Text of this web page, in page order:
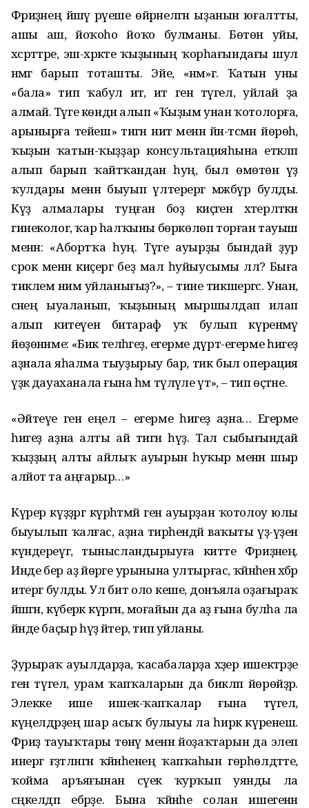
Фәриҙәнең йәшәү рәүеше өйрәнелгән ыҙанын юғалтты,
ашы аш, йоҡоһо йоҡо булманы. Бөтөн уйы,
хәсрәттәре, эш-хәрәкәте ҡыҙының ҡорһағындағы шул
нәмәгә барып тоташты. Эйе, «нәмә»гә. Ҡатын уны
«бала» тип ҡабул итә, итә генә түгел, уйлай ҙа
алмай. Тәүге көндән алып «Ҡыҙым унан ҡотолорға,
арынырға тейеш» тигән ниәт менән йән-тәсмән йөрөһә,
ҡыҙын ҡатын-ҡыҙҙар консультацияһына етәкләп
алып барып ҡайтҡандан һуң, был өмөтөн үҙ
ҡулдары менән быуып үлтерергә мәжбүр булды.
Күҙ алмалары туңған боҙ киҫәген хәтерләткән
гинеколог, ҡар һалҡыны бөркөлөп торған тауыш
менән: «Абортҡа һуң. Тәүге ауырҙы бындай ҙур
срок менән киҫергә беҙ мал һуйыусымы әллә? Быға
тиклем нимә уйланығыҙ?», – тине тикшергәс. Унан,
әсәнең ыуаланып, ҡыҙының мыршылдап илап
алып китеүенә битараф уҡ булып күренмәү
йөҙөнәнме: «Бик теләһәгеҙ, егерме дүрт-егерме һигеҙ
аҙнала яһалма тыуҙырыу бар, тик был операция
үҙәк дауаханала ғына һәм түләүле үтә», – тип өҫтәне.
«Әйтеүе генә еңел – егерме һигеҙ аҙна… Егерме
һигеҙ аҙна алты ай тигән һүҙ. Тал сыбығындай
ҡыҙҙың алты айлыҡ ауырын һуҡыр менән шыр
алйот та аңғарыр…»
Күрер күҙҙәргә күрһәтмәй генә ауырҙан ҡотолоу юлы
быуылып ҡалғас, аҙна тирәһендәй ваҡыты үҙ-үҙен
күндереүгә, тынысландырыуға китте Фәриҙәнең.
Инде бер аҙ йөрәге урынына ултырғас, ҡәйнәһенә хәбәр
итергә булды. Ул бит оло кеше, донъяла оҙағыраҡ
йәшәгән, күберәк күргән, моғайын да аҙ ғына булһа ла
йәнде баҫыр һүҙ әйтер, тип уйланы.
Ҙурыраҡ ауылдарҙа, ҡасабаларҙа хәҙер ишектәрҙе
генә түгел, урам ҡапҡаларын да бикләп йөрөйҙәр.
Элекке ише ишек-ҡапҡалар ғына түгел,
күңелдәрҙең шар асыҡ булыуы ла һирәк күренеш.
Фәриҙә тауыҡтары төнәү менән йоҙаҡтарын да элеп
инергә ғәҙәтләнгән ҡәйнәһенең ҡапҡаһын гөрһөлдәтте,
ҡойма аръяғынан сәүек ҡурҡып уянды ла
сәңкелдәп ебәрҙе. Бына ҡәйнәһе солан ишегенән